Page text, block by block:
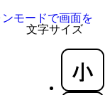
文字サイズ
モードで画面を